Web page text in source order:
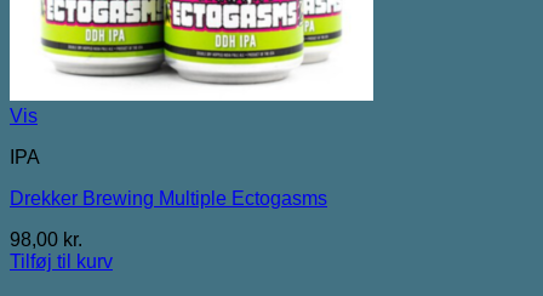
Vis
IPA
Drekker Brewing Multiple Ectogasms
98,00 kr.
Tilføj til kurv